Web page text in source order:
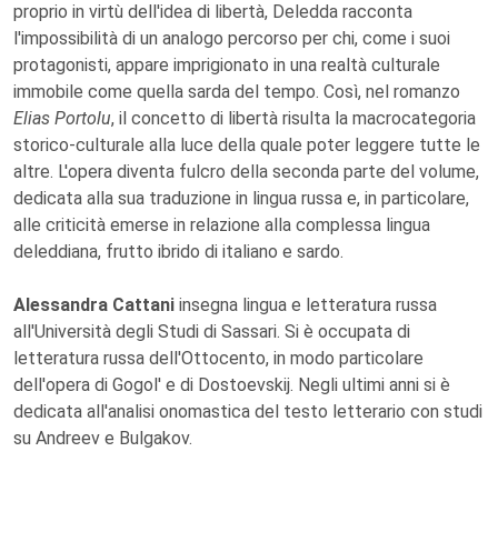
proprio in virtù dell'idea di libertà, Deledda racconta
l'impossibilità di un analogo percorso per chi, come i suoi
protagonisti, appare imprigionato in una realtà culturale
immobile come quella sarda del tempo. Così, nel romanzo
Elias Portolu, il concetto di libertà risulta la macrocategoria
storico-culturale alla luce della quale poter leggere tutte le
altre. L'opera diventa fulcro della seconda parte del volume,
dedicata alla sua traduzione in lingua russa e, in particolare,
alle criticità emerse in relazione alla complessa lingua
deleddiana, frutto ibrido di italiano e sardo.
Alessandra Cattani insegna lingua e letteratura russa
all'Università degli Studi di Sassari. Si è occupata di
letteratura russa dell'Ottocento, in modo particolare
dell'opera di Gogol' e di Dostoevskij. Negli ultimi anni si è
dedicata all'analisi onomastica del testo letterario con studi
su Andreev e Bulgakov.